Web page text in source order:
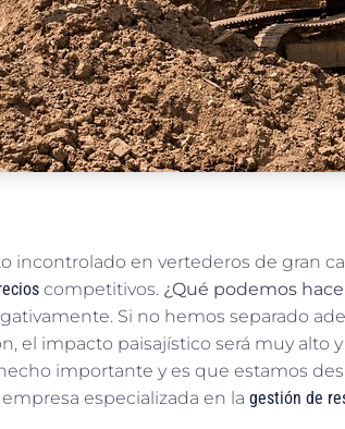
incontrolado en vertederos de gran
competitivos. ¿Qué podemos
Si no hemos separado
el impacto paisajístico será muy alto
importante y es que estamos
especializada en la gestión de